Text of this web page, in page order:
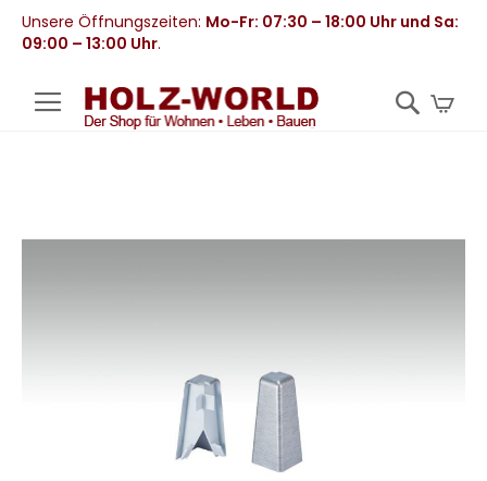
Unsere Öffnungszeiten: Mo-Fr: 07:30 – 18:00 Uhr und Sa:
09:00 – 13:00 Uhr.